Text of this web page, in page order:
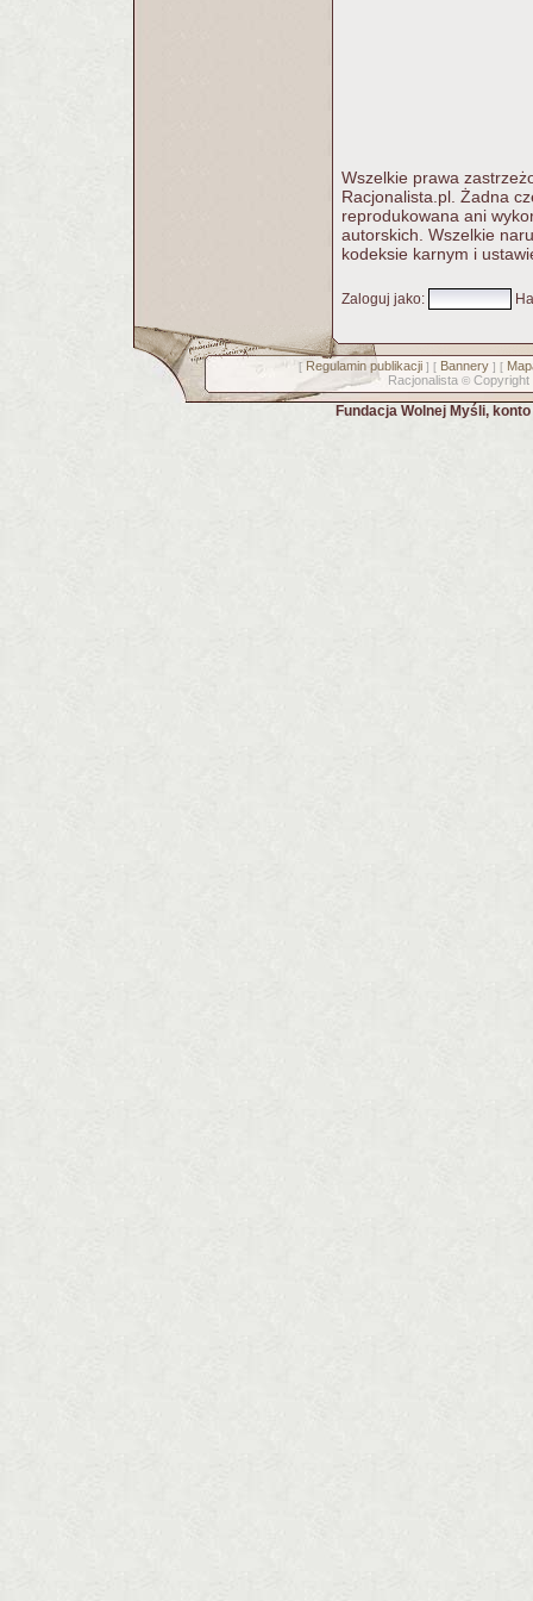
Wszelkie prawa
Racjonalista.pl. Żadna
reprodukowana ani
autorskich. Wszelkie
kodeksie karnym i
Zaloguj jako:
[ Regulamin publikacji] [ Bannery] [
Racjonalista © Copyright
Fundacja Wolnej Myśli,